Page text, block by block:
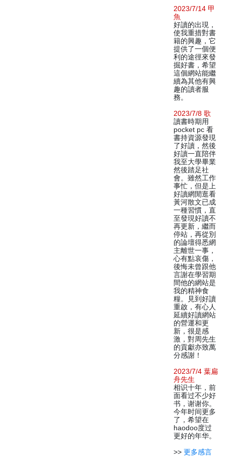
2023/7/14 甲
魚
好讀的出現，
使我重措對書
籍的興趣，它
提供了一個便
利的途徑來發
掘好書，希望
這個網站能繼
續為其他有興
趣的讀者服
務。
2023/7/8 歌
讀書時期用
pocket pc 看
書持資源發現
了好讀，然後
好讀一直陪伴
我至大學畢業
然後踏足社
會。雖然工作
事忙，但是上
好讀網閒逛看
黃河散文已成
一種習慣，直
至發現好讀不
再更新，繼而
停站，再從別
的論壇得悉網
主離世一事，
心有點哀傷，
後悔未曾跟他
言謝在學習期
間他的網站是
我的精神食
糧。見到好讀
重啟，有心人
延續好讀網站
的營運和更
新，很是感
激，對周先生
的貢獻亦致萬
分感謝！
2023/7/4 葉扁
舟先生
相识十年，前
面看过不少好
书，谢谢你。
今年时间更多
了，希望在
haodoo度过
更好的年华。
>> 更多感言